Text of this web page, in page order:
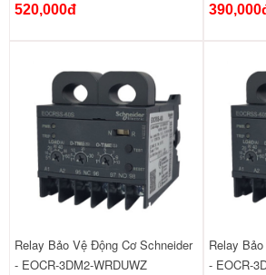
520,000đ
Relay Bảo Vệ Động Cơ Schneider
- EOCR-3DM2-WRDUWZ
Relay
- EOCR-